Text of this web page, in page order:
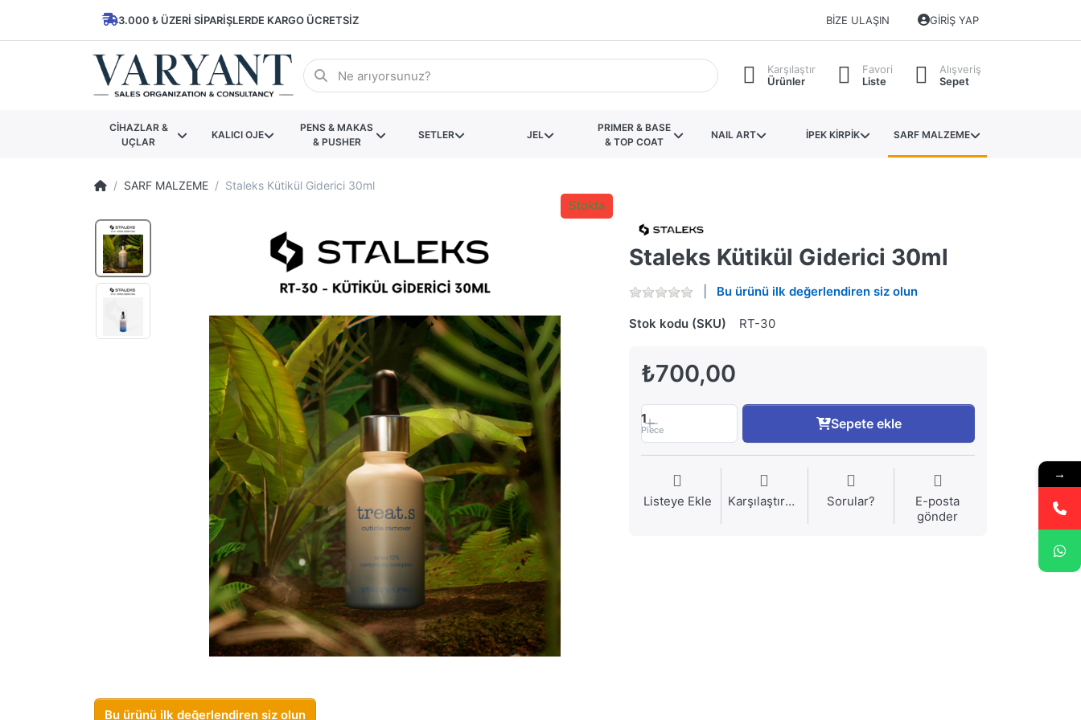
3.000 ₺ ÜZERI SIPARIŞLERDE KARGO ÜCRETSIZ BIZE ULAŞIN GIRIŞ YAP
Karşılaştır
Ürünler
Favori
Liste
Alışveriş
Sepet
CİHAZLAR &
UÇLAR
KALICI OJE
PENS & MAKAS
& PUSHER
SETLER JEL
PRIMER & BASE
& TOP COAT
NAIL ART İPEK KİRPİK SARF MALZEME
SARF MALZEME Staleks Kütikül Giderici 30ml
Staleks Kütikül Giderici 30ml
Bu ürünü ilk değerlendiren siz olun
Stok kodu (SKU) RT-30
₺700,00
Stokta
1
Piece Sepete ekle
Listeye Ekle Karşılaştırma Sorular?
E-posta
gönder
Bu ürünü ilk değerlendiren siz olun
→